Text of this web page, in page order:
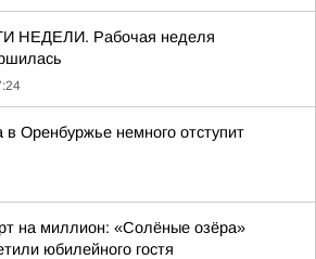
НЕДЕЛИ. Рабочая неделя
Оренбуржье немного отступит
на миллион: «Солёные озёра»
юбилейного гостя